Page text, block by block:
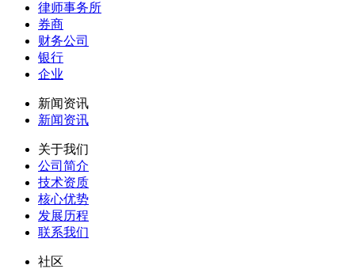
律师事务所
券商
财务公司
银行
企业
新闻资讯
新闻资讯
关于我们
公司简介
技术资质
核心优势
发展历程
联系我们
社区